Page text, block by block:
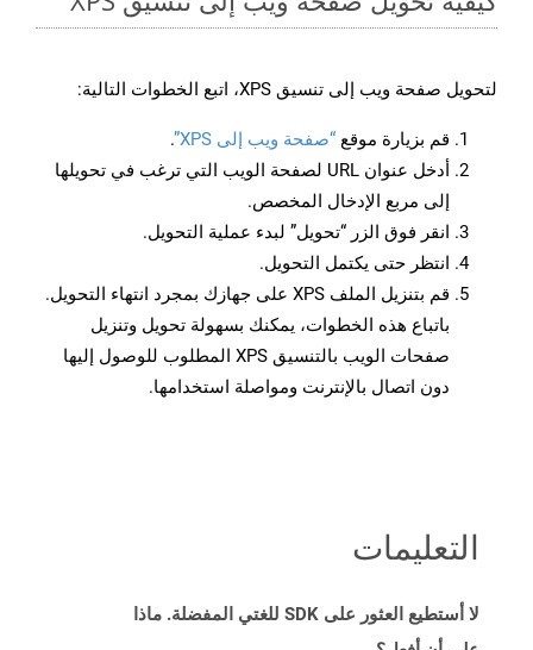
لتحويل صفحة ويب إلى تنسيق XPS، اتبع الخطوات التالية:
قم بزيارة موقع “صفحة ويب إلى XPS”
.
أدخل عنوان URL لصفحة الويب التي ترغب في تحويلها
إلى مربع الإدخال المخصص.
انقر فوق الزر “تحويل” لبدء عملية التحويل.
انتظر حتى يكتمل التحويل.
قم بتنزيل الملف XPS على جهازك بمجرد انتهاء التحويل.
باتباع هذه الخطوات، يمكنك بسهولة تحويل وتنزيل
صفحات الويب بالتنسيق XPS المطلوب للوصول إليها
دون اتصال بالإنترنت ومواصلة استخدامها.
التعليمات
لا أستطيع العثور على SDK للغتي المفضلة. ماذا